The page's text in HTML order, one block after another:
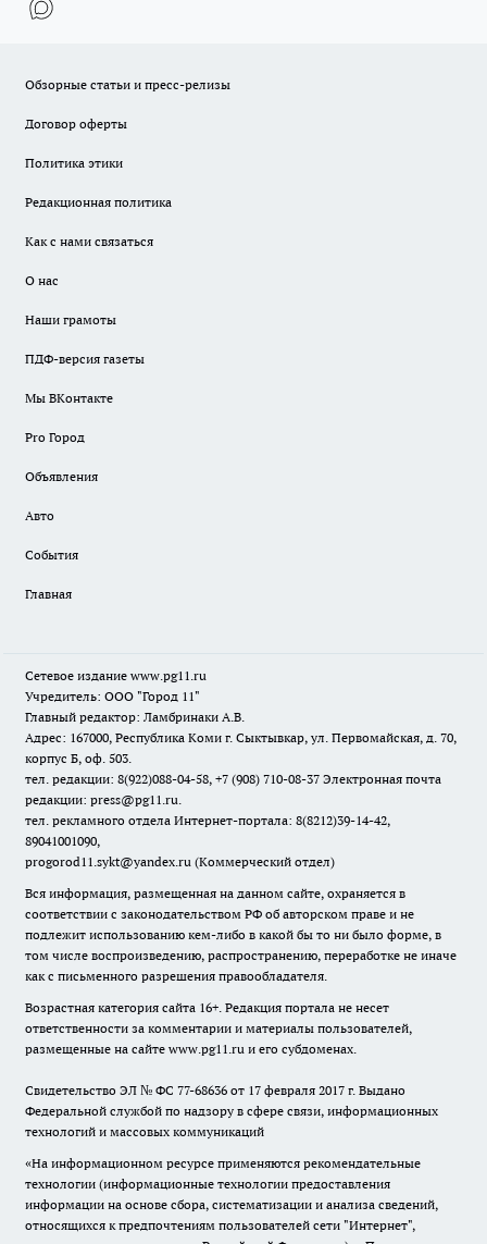
Обзорные статьи и пресс-релизы
Договор оферты
Политика этики
Редакционная политика
Как с нами связаться
О нас
Наши грамоты
ПДФ-версия газеты
Мы ВКонтакте
Pro Город
Объявления
Авто
События
Главная
Сетевое издание www.pg11.ru
Учредитель: ООО "Город 11"
Главный редактор: Ламбринаки А.В.
Адрес: 167000, Республика Коми г. Сыктывкар, ул. Первомайская, д. 70,
корпус Б, оф. 503.
тел. редакции: 8(922)088-04-58, +7 (908) 710-08-37 Электронная почта
редакции: press@pg11.ru.
тел. рекламного отдела Интернет-портала: 8(8212)39-14-42,
89041001090,
progorod11.sykt@yandex.ru (Коммерческий отдел)
Вся информация, размещенная на данном сайте, охраняется в
соответствии с законодательством РФ об авторском праве и не
подлежит использованию кем-либо в какой бы то ни было форме, в
том числе воспроизведению, распространению, переработке не иначе
как с письменного разрешения правообладателя.
Возрастная категория сайта 16+. Редакция портала не несет
ответственности за комментарии и материалы пользователей,
размещенные на сайте www.pg11.ru и его субдоменах.
Свидетельство ЭЛ № ФС 77-68636 от 17 февраля 2017 г. Выдано
Федеральной службой по надзору в сфере связи, информационных
технологий и массовых коммуникаций
«На информационном ресурсе применяются рекомендательные
технологии (информационные технологии предоставления
информации на основе сбора, систематизации и анализа сведений,
относящихся к предпочтениям пользователей сети "Интернет",